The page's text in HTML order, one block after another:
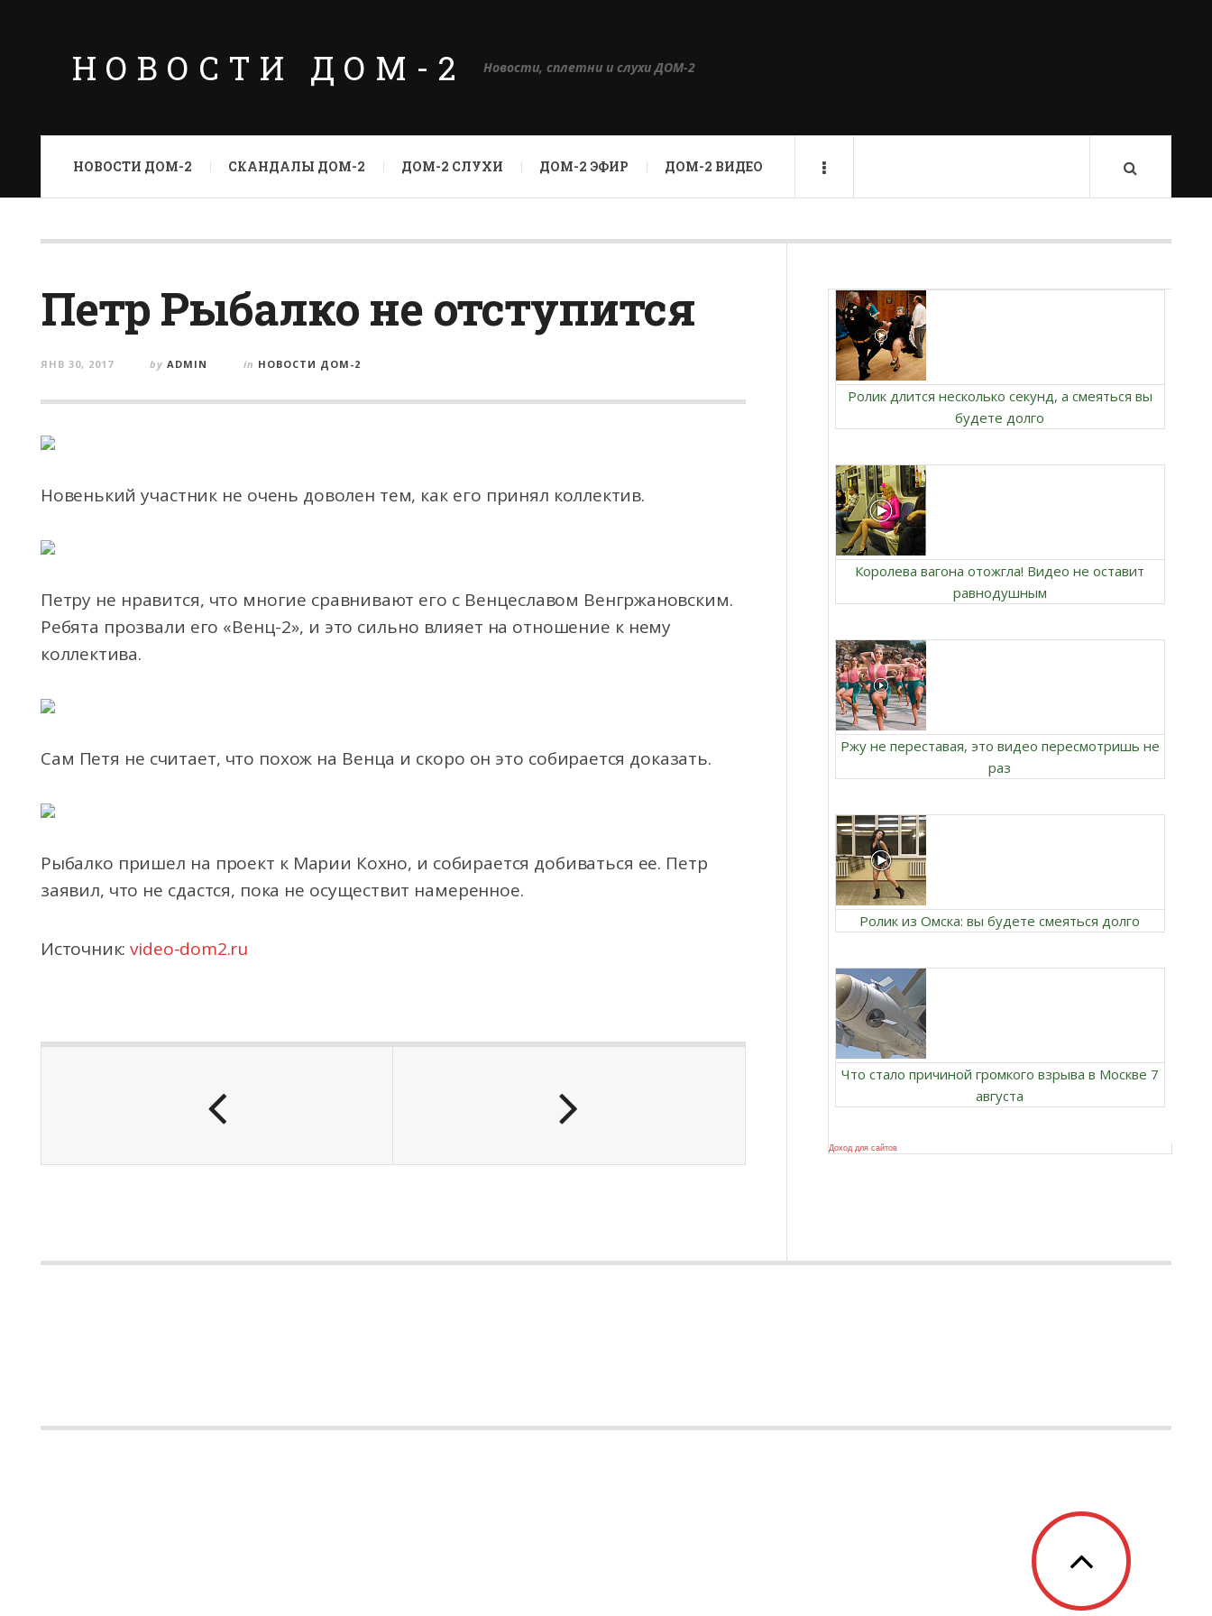
НОВОСТИ ДОМ-2 Новости, сплетни и слухи ДОМ-2
НОВОСТИ ДОМ-2 СКАНДАЛЫ ДОМ-2 ДОМ-2 СЛУХИ ДОМ-2 ЭФИР ДОМ-2 ВИДЕО
Петр Рыбалко не отступится
ЯНВ 30, 2017 by ADMIN in НОВОСТИ ДОМ-2
Новенький участник не очень доволен тем, как его принял коллектив.
Петру не нравится, что многие сравнивают его с Венцеславом Венгржановским.
Ребята прозвали его «Венц-2», и это сильно влияет на отношение к нему
коллектива.
Сам Петя не считает, что похож на Венца и скоро он это собирается доказать.
Рыбалко пришел на проект к Марии Кохно, и собирается добиваться ее. Петр
заявил, что не сдастся, пока не осуществит намеренное.
Источник:video-dom2.ru
Ролик длится несколько секунд, а смеяться вы
будете долго
Королева вагона отожгла! Видео не оставит
равнодушным
Ржу не переставая, это видео пересмотришь не
раз
Ролик из Омска: вы будете смеяться долго
Что стало причиной громкого взрыва в Москве 7
августа
Доход для сайтов